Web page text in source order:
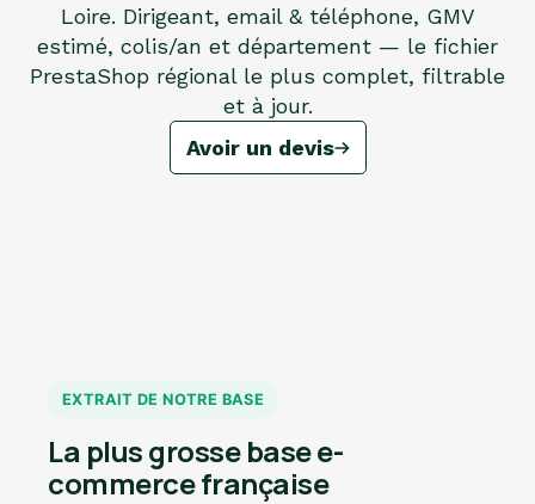
Loire. Dirigeant, email & téléphone, GMV
estimé, colis/an et département — le fichier
PrestaShop régional le plus complet, filtrable
et à jour.
Avoir un devis
EXTRAIT DE NOTRE BASE
La plus grosse base e-
commerce française